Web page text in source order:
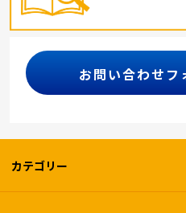
お問い合わせフ
カテゴリー